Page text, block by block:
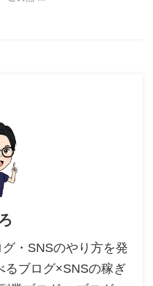
・SNSのやり方を発
ブログ×SNSの稼ぎ